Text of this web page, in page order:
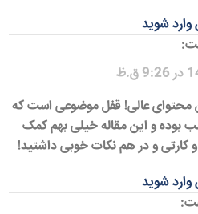
وارد شوید
محتوای عالی! قفل موضوعی است که
بوده و این مقاله خیلی بهم کمک
و کارتی و در هم نکات خوبی داشتید!
وارد شوید